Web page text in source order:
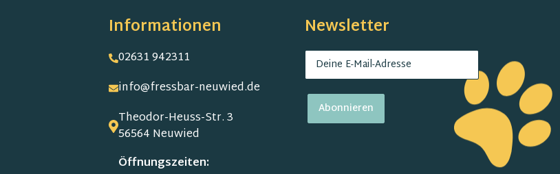
Informationen
02631 942311
info@fressbar-neuwied.de
Theodor-Heuss-Str. 3
56564 Neuwied
Öffnungszeiten:
Newsletter
Abonnieren